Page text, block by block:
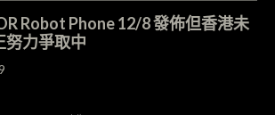
Robot Phone 12/8 發佈但香港未
努力爭取中